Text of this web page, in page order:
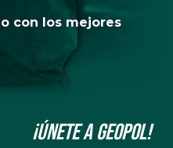
con los mejores
¡Únete a GeoPol!